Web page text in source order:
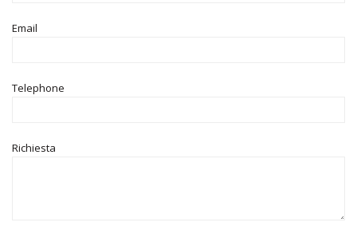
Email
Telephone
Richiesta